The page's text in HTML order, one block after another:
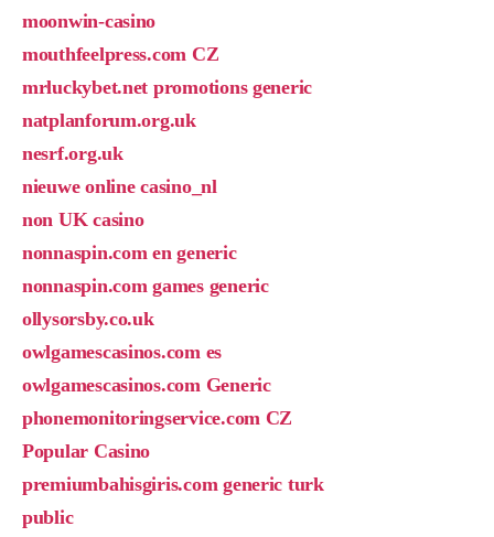
moonwin-casino
mouthfeelpress.com CZ
mrluckybet.net promotions generic
natplanforum.org.uk
nesrf.org.uk
nieuwe online casino_nl
non UK casino
nonnaspin.com en generic
nonnaspin.com games generic
ollysorsby.co.uk
owlgamescasinos.com es
owlgamescasinos.com Generic
phonemonitoringservice.com CZ
Popular Casino
premiumbahisgiris.com generic turk
public